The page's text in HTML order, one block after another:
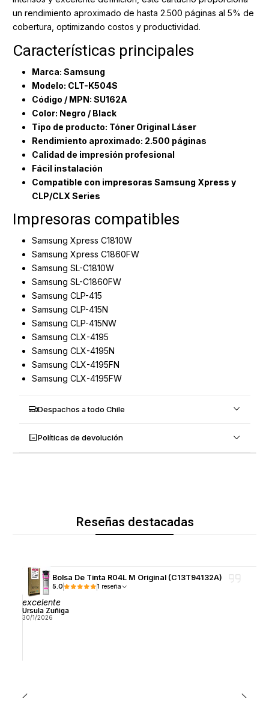
un rendimiento aproximado de hasta 2.500 páginas al 5% de
cobertura, optimizando costos y productividad.
Características principales
Marca: Samsung
Modelo: CLT-K504S
Código / MPN: SU162A
Color: Negro / Black
Tipo de producto: Tóner Original Láser
Rendimiento aproximado: 2.500 páginas
Calidad de impresión profesional
Fácil instalación
Compatible con impresoras Samsung Xpress y
CLP/CLX Series
Impresoras compatibles
Samsung Xpress C1810W
Samsung Xpress C1860FW
Samsung SL-C1810W
Samsung SL-C1860FW
Samsung CLP-415
Samsung CLP-415N
Samsung CLP-415NW
Samsung CLX-4195
Samsung CLX-4195N
Samsung CLX-4195FN
Samsung CLX-4195FW
Despachos a todo Chile
Políticas de devolución
Reseñas destacadas
Bolsa De Tinta R04L M Original (C13T94132A)
5.0 1 reseña
excelente
Ursula Zuñiga
30/1/2026